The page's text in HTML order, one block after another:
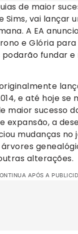
de maior
Sims, vai lançar
A EA
e Glória para
fundar e
e até hoje se
maior sucesso
expansão, a
mudanças no
alterações.
APÓS A